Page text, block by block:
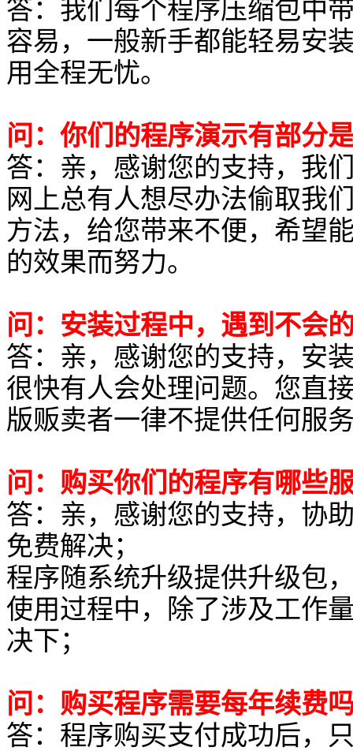
答：我们每个程序压缩包中
容易，一般新手都能轻易安
用全程无忧。
问：你们的程序演示有部分
答：亲，感谢您的支持，我
网上总有人想尽办法偷取我
方法，给您带来不便，希望
的效果而努力。
问：安装过程中，遇到不会
答：亲，感谢您的支持，安
很快有人会处理问题。您直
版贩卖者一律不提供任何服
问：购买你们的程序有哪些
答：亲，感谢您的支持，协
免费解决；
程序随系统升级提供升级包
使用过程中，除了涉及工作
决下；
问：购买程序需要每年续费
答：程序购买支付成功后，